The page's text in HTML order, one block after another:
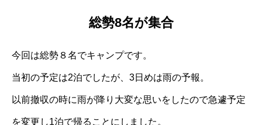
総勢8名が集合
今回は総勢８名でキャンプです。
当初の予定は2泊でしたが、3日めは雨の予報。
以前撤収の時に雨が降り大変な思いをしたので急遽予定
を変更し1泊で帰ることにしました。